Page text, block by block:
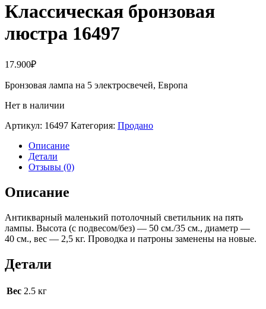
Классическая бронзовая
люстра 16497
17.900₽
Бронзовая лампа на 5 электросвечей, Европа
Нет в наличии
Артикул: 16497 Категория: Продано
Описание
Детали
Отзывы (0)
Описание
Антикварный маленький потолочный светильник на пять
лампы. Высота (с подвесом/без) — 50 см./35 см., диаметр —
40 см., вес — 2,5 кг. Проводка и патроны заменены на новые.
Детали
Вес 2.5 кг